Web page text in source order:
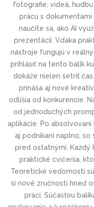
fotografie, videá,
prácu s dokumentami
naučíte sa, ako AI
prezentácií. Vďaka
nástroje fungujú v
prihlásiť na tento balík
dokáže nielen šetriť
prináša aj nové
odlíšia od konkurencie.
od jednoduchých
aplikácie. Po
aj podnikaní naplno,
pred ostatnými. Každý
praktické cvičenia,
Teoretické vedomosti
si nové zručnosti hneď
práci. Súčasťou